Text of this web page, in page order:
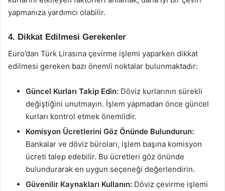
yapmanıza yardımcı olabilir.
4. Dikkat Edilmesi Gerekenler
Euro’dan Türk Lirasına çevirme işlemi yaparken dikkat
edilmesi gereken bazı önemli noktalar bulunmaktadır:
Güncel Kurları Takip Edin: Döviz kurlarının sürekli
değiştiğini unutmayın. İşlem yapmadan önce güncel
kurları kontrol etmek önemlidir.
Komisyon Ücretlerini Göz Önünde Bulundurun:
Bankalar ve döviz büroları, işlem başına komisyon
ücreti talep edebilir. Bu ücretleri göz önünde
bulundurarak en uygun seçeneği değerlendirin.
Güvenilir Kaynakları Kullanın: Döviz çevirme işlemi